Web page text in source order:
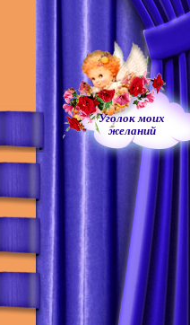
Уголок моих
желаний